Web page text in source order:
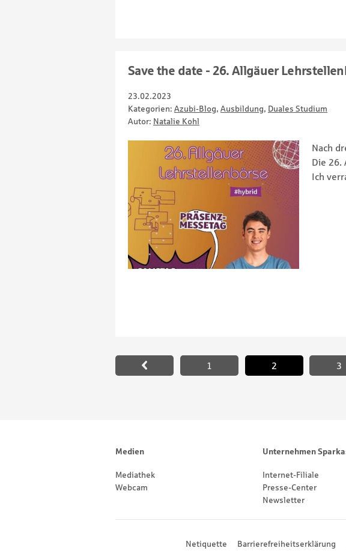
Save the date - 26. Allgäuer
23.02.2023
Kategorien: Azubi-Blog, Ausbildung, Duales Studium
Autor: Natalie Kohl
Nach
Die 26.
Ich
Paginierung
1 2 3
Medien
Mediathek
Webcam
Unternehmen
Internet-Filiale
Presse-Center
Newsletter
Netiquette Barrierefreiheitserklärung